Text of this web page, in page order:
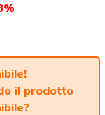
il prodotto